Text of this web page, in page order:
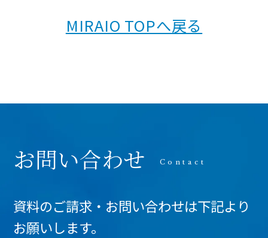
MIRAIO TOPへ戻る
お問い合わせ
資料のご請求・お問い合わせは下記より
お願いします。